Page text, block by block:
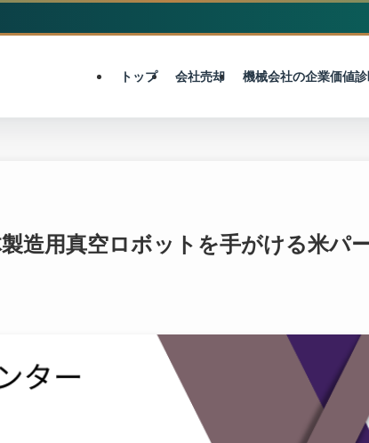
トップ 会社売却 機械会社の企業価値
造用真空ロボットを手がける米パ